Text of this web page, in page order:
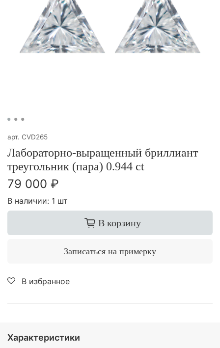
арт. CVD265
Лабораторно-выращенный бриллиант
треугольник (пара) 0.944 ct
79 000 ₽
В наличии: 1 шт
В корзину
Записаться на примерку
В избранное
Характеристики